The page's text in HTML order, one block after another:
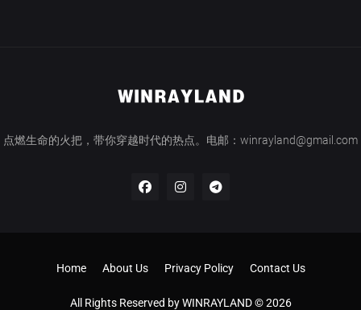
点燃生命的火把，带你穿越时代的热点。电邮：winrayland@gmail.com
All Rights Reserved by WINRAYLAND © 2026
Home About Us Privacy Policy Contact Us